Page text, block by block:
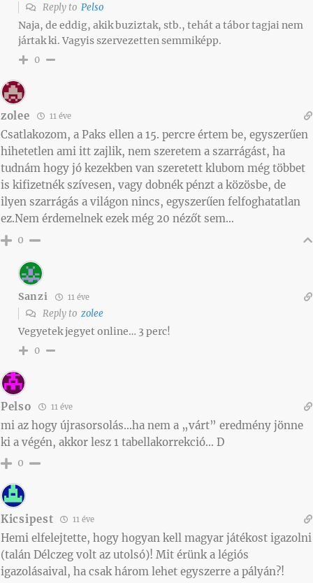
Reply to Pelso
Naja, de eddig, akik buziztak, stb., tehát a tábor tagjai nem
jártak ki. Vagyis szervezetten semmiképp.
0
zolee 11 éve
Csatlakozom, a Paks ellen a 15. percre értem be, egyszerűen
hihetetlen ami itt zajlik, nem szeretem a szarrágást, ha
tudnám hogy jó kezekben van szeretett klubom még többet
is kifizetnék szívesen, vagy dobnék pénzt a közösbe, de
ilyen szarrágás a világon nincs, egyszerűen felfoghatatlan
ez.Nem érdemelnek ezek még 20 nézőt sem…
0
Sanzi 11 éve
Reply to zolee
Vegyetek jegyet online… 3 perc!
0
Pelso 11 éve
mi az hogy újrasorsolás…ha nem a „várt” eredmény jönne
ki a végén, akkor lesz 1 tabellakorrekció… D
0
Kicsipest 11 éve
Hemi elfelejtette, hogy hogyan kell magyar játékost igazolni
(talán Délczeg volt az utolsó)! Mit érünk a légiós
igazolásaival, ha csak három lehet egyszerre a pályán?!